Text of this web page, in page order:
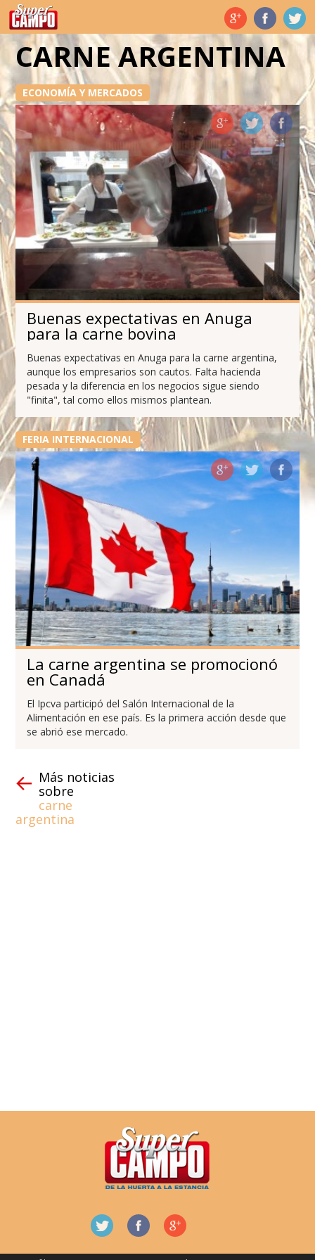
Temas de hoy
CARNE ARGENTINA
ECONOMÍA Y MERCADOS
Buenas expectativas en Anuga
para la carne bovina
Buenas expectativas en Anuga para la carne argentina,
aunque los empresarios son cautos. Falta hacienda
pesada y la diferencia en los negocios sigue siendo
"finita", tal como ellos mismos plantean.
FERIA INTERNACIONAL
La carne argentina se promocionó
en Canadá
El Ipcva participó del Salón Internacional de la
Alimentación en ese país. Es la primera acción desde que
se abrió ese mercado.
Más noticias
sobre
carne
argentina